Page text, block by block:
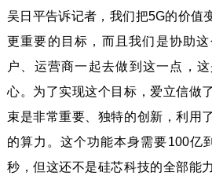
吴日平告诉记者，我们把5G的价值
更重要的目标，而且我们是协助
户、运营商一起去做到这一点，
心。为了实现这个目标，爱立信做
束是非常重要、独特的创新，利用
的算力。这个功能本身需要100亿
秒，但这还不是硅芯科技的全部能